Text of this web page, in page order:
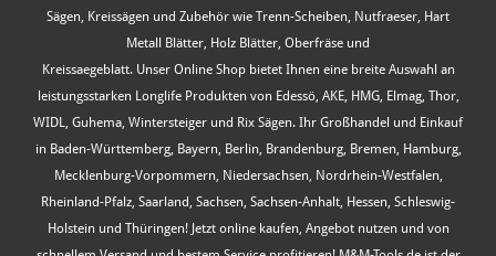
Sägen, Kreissägen und Zubehör wie Trenn-Scheiben, Nutfraeser, Hart
Metall Blätter, Holz Blätter, Oberfräse und
Kreissaegeblatt. Unser Online Shop bietet Ihnen eine breite Auswahl an
leistungsstarken Longlife Produkten von Edessö, AKE, HMG, Elmag, Thor,
WIDL, Guhema, Wintersteiger und Rix Sägen. Ihr Großhandel und Einkauf
in Baden-Württemberg, Bayern, Berlin, Brandenburg, Bremen, Hamburg,
Mecklenburg-Vorpommern, Niedersachsen, Nordrhein-Westfalen,
Rheinland-Pfalz, Saarland, Sachsen, Sachsen-Anhalt, Hessen, Schleswig-
Holstein und Thüringen! Jetzt online kaufen, Angebot nutzen und von